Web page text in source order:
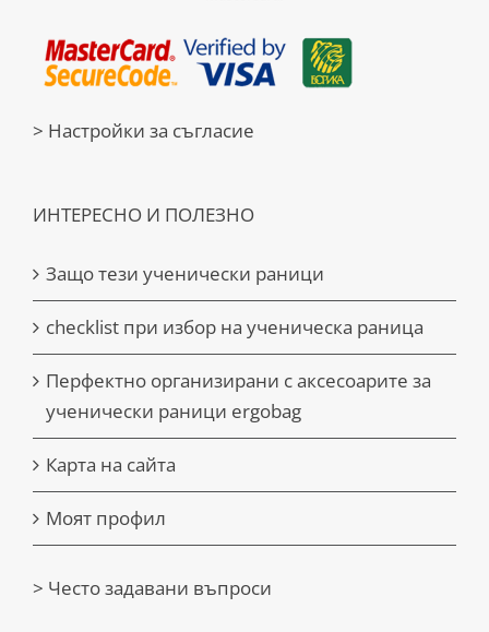
> Настройки за съгласие
ИНТЕРЕСНО И ПОЛЕЗНО
Защо тези ученически раници
checklist при избор на ученическа раница
Перфектно организирани с аксесоарите за
ученически раници ergobag
Карта на сайта
Моят профил
> Често задавани въпроси